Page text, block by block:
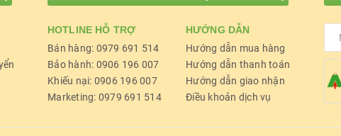
HOTLINE HỖ TRỢ
Bán hàng: 0979 691 514
Bảo hành: 0906 196 007
Khiếu nại: 0906 196 007
Marketing: 0979 691 514
HƯỚNG DẪN
Hướng dẫn mua hàng
Hướng dẫn thanh toán
Hướng dẫn giao nhận
Điều khoản dịch vụ